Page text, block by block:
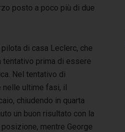
posto a poco più di due
di casa Leclerc, che
tentativo prima di essere
Nel tentativo di
nelle ultime fasi, il
chiudendo in quarta
un buon risultato con la
mentre George